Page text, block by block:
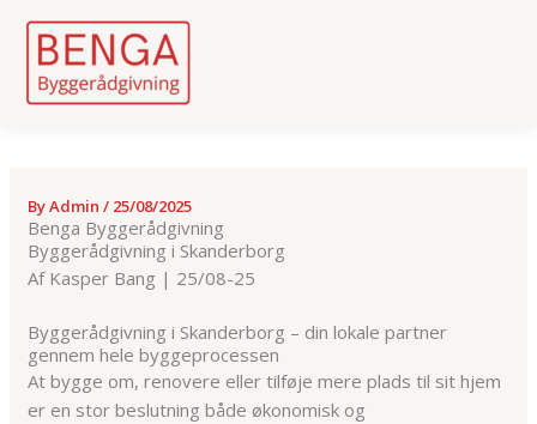
Skip
ByAdmin/ 25/08/2025
Benga Byggerådgivning
Byggerådgivning i Skanderborg
Af Kasper Bang | 25/08-25
Byggerådgivning i Skanderborg – din lokale partner
gennem hele byggeprocessen
At bygge om, renovere eller tilføje mere plads til sit hjem
er en stor beslutning både økonomisk og